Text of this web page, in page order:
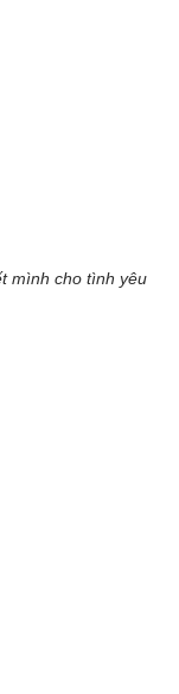
mình cho tình yêu